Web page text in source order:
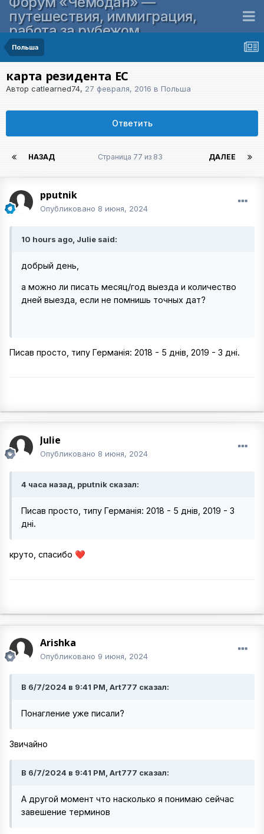
путешествия, иммиграция,
работа за рубежом
Польша
карта резидента ЕС
Автор catlearned74, 27 февраля, 2016 в Польша
Ответить
НАЗАД ДАЛЕЕ
Страница 77 из 83
pputnik
Опубликовано 8 июня, 2024
10 hours ago, Julie said:
добрый день,
а можно ли писать месяц/год выезда и количество
дней выезда, если не помнишь точных дат?
Писав просто, типу Германія: 2018 - 5 днів, 2019 - 3 дні.
Julie
Опубликовано 8 июня, 2024
4 часа назад, pputnik сказал:
Писав просто, типу Германія: 2018 - 5 днів, 2019 - 3
дні.
круто, спасибо ❤️
Arishka
Опубликовано 9 июня, 2024
В 6/7/2024 в 9:41 PM, Art777 сказал:
Понагление уже писали?
Звичайно
В 6/7/2024 в 9:41 PM, Art777 сказал:
А другой момент что насколько я понимаю сейчас
завешение терминов